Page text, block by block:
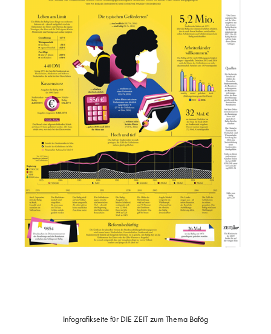
Infografikseite für DIE ZEIT zum Thema Bafög